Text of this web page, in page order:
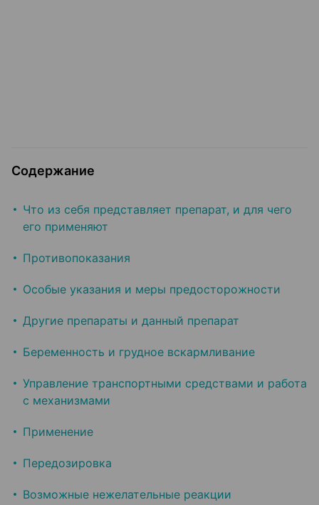
Содержание
Что из себя представляет препарат, и для чего
его применяют
Противопоказания
Особые указания и меры предосторожности
Другие препараты и данный препарат
Беременность и грудное вскармливание
Управление транспортными средствами и работа
с механизмами
Применение
Передозировка
Возможные нежелательные реакции